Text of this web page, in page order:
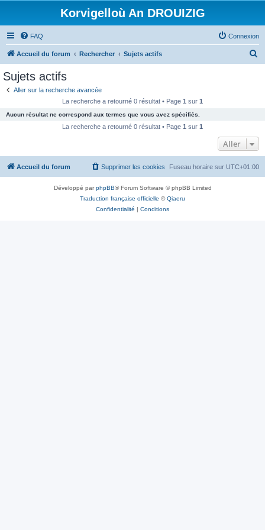
Korvigelloù An DROUIZIG
FAQ Connexion
Accueil du forum Rechercher Sujets actifs
c
e
Sujets actifs
Aller sur la recherche avancée
La recherche a retourné 0 résultat • Page 1 sur 1
Aucun résultat ne correspond aux termes que vous avez spécifiés.
La recherche a retourné 0 résultat • Page 1 sur 1
Aller
Accueil du forum Fuseau horaire sur UTC+01:00
Supprimer les cookies
Développé parphpBB® Forum Software © phpBB Limited
Traduction française officielle ©Qiaeru
Confidentialité | Conditions